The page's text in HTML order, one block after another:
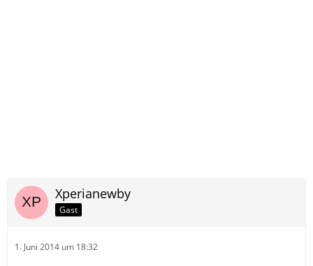
Xperianewby
Gast
1. Juni 2014 um 18:32